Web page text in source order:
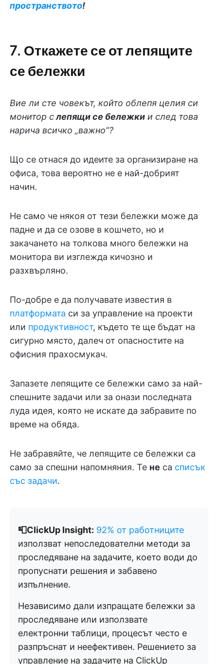
пространството!
7. Откажете се от лепящите
се бележки
Вие ли сте човекът, който облепя целия си
монитор слепящи се бележки и след това
нарича всичко „важно”?
Що се отнася до идеите за организиране на
офиса, това вероятно не е най-добрият
начин.
Не само че някоя от тези бележки може да
падне и да се озове в кошчето, но и
закачането на толкова много бележки на
монитора ви изглежда кичозно и
разхвърляно.
По-добре е да получавате известия в
платформата си за управление на проекти
или продуктивност, където те ще бъдат на
сигурно място, далеч от опасностите на
офисния прахосмукач.
Запазете лепящите се бележки само за най-
спешните задачи или за онази последната
луда идея, която не искате да забравите по
време на обяда.
Не забравяйте, че лепящите се бележки са
само за спешни напомняния. Те не са списък
със задачи.
📮ClickUp Insight: 92% от работниците
използват непоследователни методи за
проследяване на задачите, което води до
пропуснати решения и забавено
изпълнение.
Независимо дали изпращате бележки за
проследяване или използвате
електронни таблици, процесът често е
разпръснат и неефективен. Решението за
управление на задачите на ClickUp